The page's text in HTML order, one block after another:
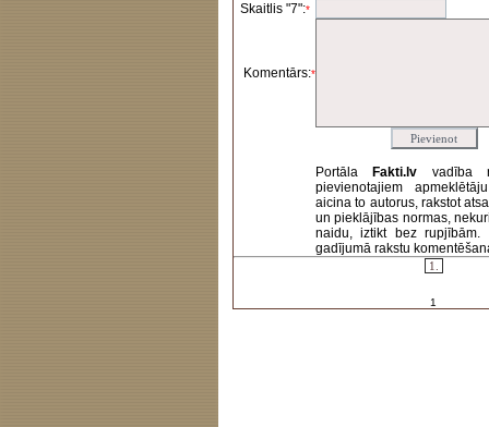
Skaitlis "7":*
Komentārs:*
Portāla Fakti.lv vadība
pievienotajiem
aicina to autorus, rakstot
un pieklājības normas,
naidu, iztikt bez rupjībām.
gadījumā rakstu
1.
1